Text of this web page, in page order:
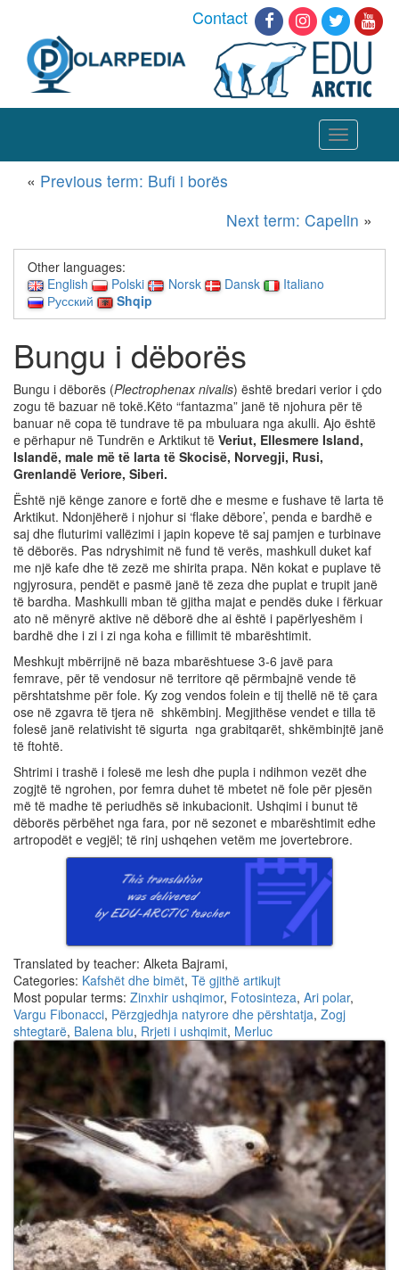
Contact
Toggle
navigation
« Previous term: Bufi i borës
Next term: Capelin »
Other languages:
English
Polski Norsk Dansk
Italiano
Русский
Shqip
Bungu i dëborës
Bungu i dëborës (Plectrophenax nivalis) është bredari verior i çdo
zogu të bazuar në tokë.Këto “fantazma” janë të njohura për të
banuar në copa të tundrave të pa mbuluara nga akulli. Ajo është
e përhapur në Tundrën e Arktikut të Veriut, Ellesmere Island,
Islandë, male më të larta të Skocisë, Norvegji, Rusi,
Grenlandë Veriore, Siberi.
Është një kënge zanore e fortë dhe e mesme e fushave të larta të
Arktikut. Ndonjëherë i njohur si ‘flake dëbore’, penda e bardhë e
saj dhe fluturimi vallëzimi i japin kopeve të saj pamjen e turbinave
të dëborës. Pas ndryshimit në fund të verës, mashkull duket kaf
me një kafe dhe të zezë me shirita prapa. Nën kokat e puplave të
ngjyrosura, pendët e pasmë janë të zeza dhe puplat e trupit janë
të bardha. Mashkulli mban të gjitha majat e pendës duke i fërkuar
ato në mënyrë aktive në dëborë dhe ai është i papërlyeshëm i
bardhë dhe i zi i zi nga koha e fillimit të mbarështimit.
Meshkujt mbërrijnë në baza mbarështuese 3-6 javë para
femrave, për të vendosur në territore që përmbajnë vende të
përshtatshme për fole. Ky zog vendos folein e tij thellë në të çara
ose në zgavra të tjera në shkëmbinj. Megjithëse vendet e tilla të
folesë janë relativisht të sigurta nga grabitqarët, shkëmbinjtë janë
të ftohtë.
Shtrimi i trashë i folesë me lesh dhe pupla i ndihmon vezët dhe
zogjtë të ngrohen, por femra duhet të mbetet në fole për pjesën
më të madhe të periudhës së inkubacionit. Ushqimi i bunut të
dëborës përbëhet nga fara, por në sezonet e mbarështimit edhe
artropodët e vegjël; të rinj ushqehen vetëm me jovertebrore.
Translated by teacher: Alketa Bajrami,
Categories: Kafshët dhe bimët, Të gjithë artikujt
Most popular terms: Zinxhir ushqimor, Fotosinteza, Ari polar,
Vargu Fibonacci, Përzgjedhja natyrore dhe përshtatja, Zogj
shtegtarë, Balena blu, Rrjeti i ushqimit, Merluc